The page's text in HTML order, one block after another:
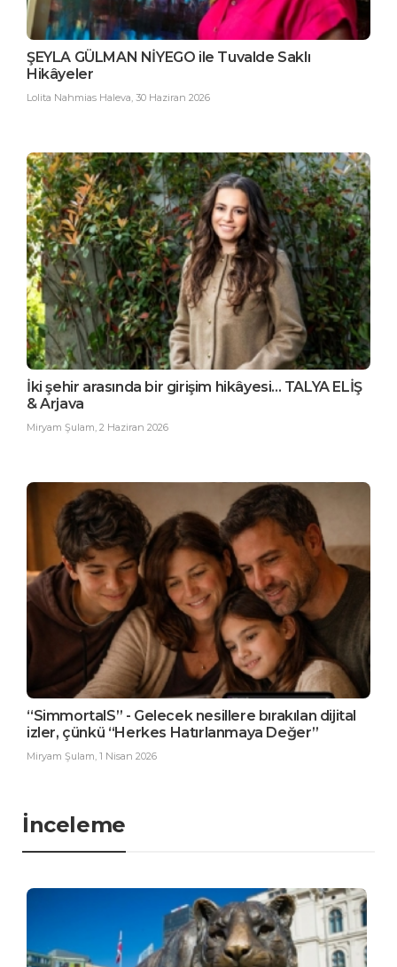
ŞEYLA GÜLMAN NİYEGO ile Tuvalde Saklı
Hikâyeler
Lolita Nahmias Haleva, 30 Haziran 2026
İki şehir arasında bir girişim hikâyesi... TALYA ELİŞ
& Arjava
Miryam Şulam, 2 Haziran 2026
“SimmortalS” - Gelecek nesillere bırakılan dijital
izler, çünkü “Herkes Hatırlanmaya Değer”
Miryam Şulam, 1 Nisan 2026
İnceleme